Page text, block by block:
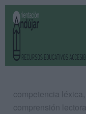
competencia léxica,
comprensión lectora